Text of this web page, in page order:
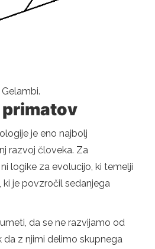
primatov
je eno najbolj
razvoj človeka. Za
logike za evolucijo, ki temelji
ki je povzročil sedanjega
da se ne razvijamo od
z njimi delimo skupnega